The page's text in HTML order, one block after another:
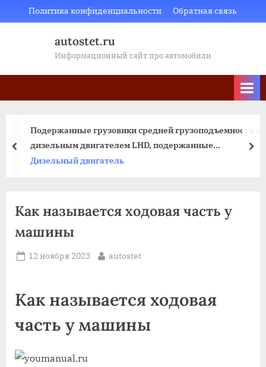
to
Политика конфиденциальности Обратная связь
autostet.ru
Информационный сайт про автомобили
Подержанные грузовики средней грузоподъемности с
дизельным двигателем LHD, подержанные
коммерческие автомобили Isuzu
Дизельный двигатель
пред
Как называется ходовая часть у
машины
Posted
12 ноября 2023 By
autostet
Как называется ходовая
часть у машины